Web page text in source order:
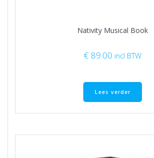
Nativity Musical Book
€ 89.00 incl BTW
Lees verder